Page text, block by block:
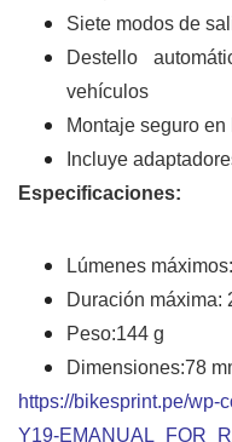
Siete modos de
Destello
vehículos
Montaje seguro
Incluye
Especificaciones:
Lúmenes
Duración máxima:
Peso:144 g
Dimensiones:78
https://bikesprint.pe/wp-
Y19-